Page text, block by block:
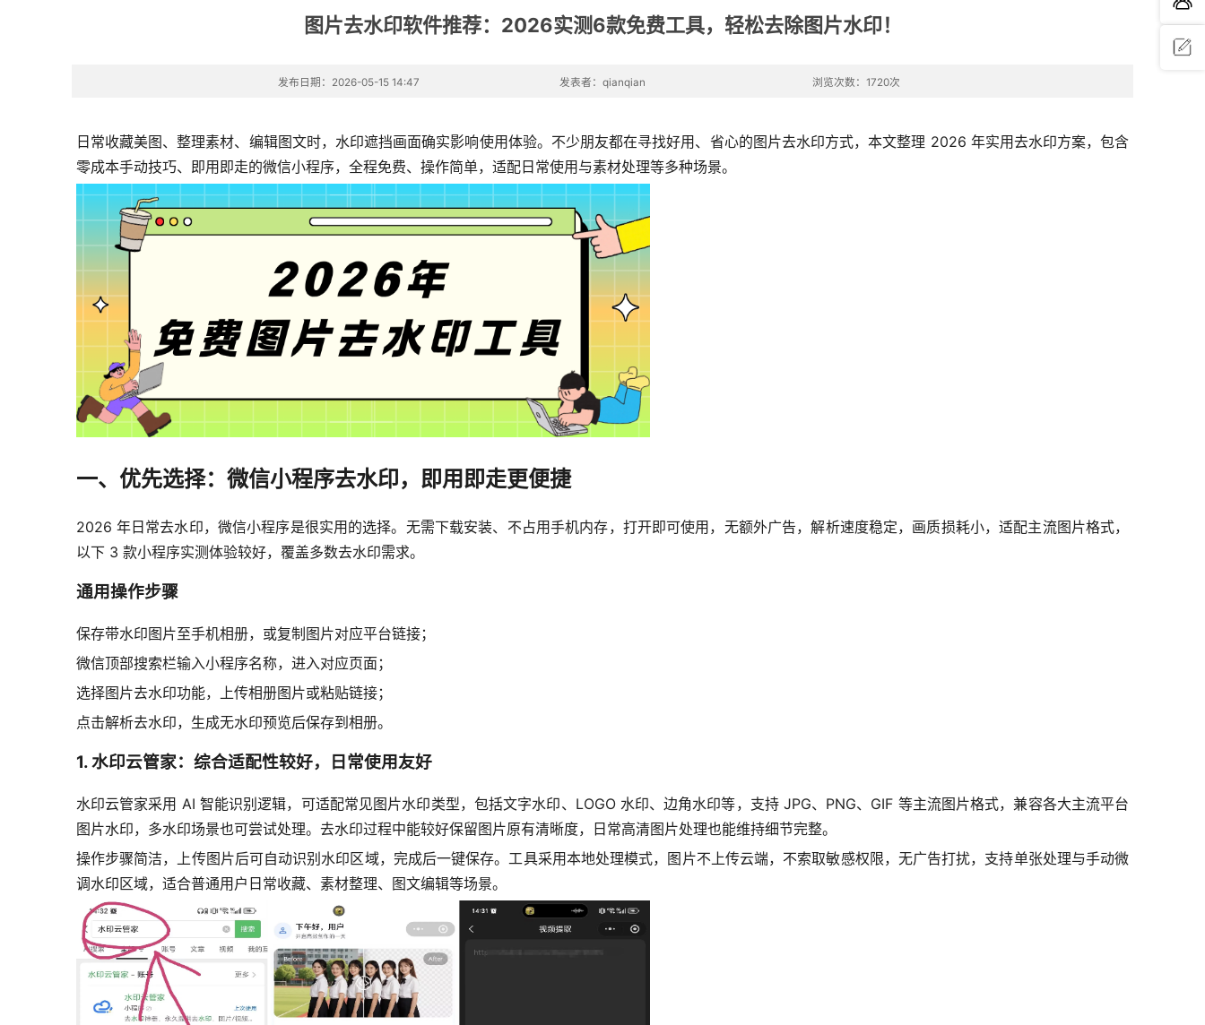
图片去水印软件推荐：2026实测6款免费工具，轻松去除图片水印！
发布日期：2026-05-15 14:47 发表者：qianqian 浏览次数：1720次
日常收藏美图、整理素材、编辑图文时，水印遮挡画面确实影响使用体验。不少朋友都在寻找好用、省心的图片去水印方式，本文整理 2026 年实用去水印方案，包含
零成本手动技巧、即用即走的微信小程序，全程免费、操作简单，适配日常使用与素材处理等多种场景。
一、优先选择：微信小程序去水印，即用即走更便捷
2026 年日常去水印，微信小程序是很实用的选择。无需下载安装、不占用手机内存，打开即可使用，无额外广告，解析速度稳定，画质损耗小，适配主流图片格式，
以下 3 款小程序实测体验较好，覆盖多数去水印需求。
通用操作步骤
保存带水印图片至手机相册，或复制图片对应平台链接；
微信顶部搜索栏输入小程序名称，进入对应页面；
选择图片去水印功能，上传相册图片或粘贴链接；
点击解析去水印，生成无水印预览后保存到相册。
1. 水印云管家：综合适配性较好，日常使用友好
水印云管家采用 AI 智能识别逻辑，可适配常见图片水印类型，包括文字水印、LOGO 水印、边角水印等，支持 JPG、PNG、GIF 等主流图片格式，兼容各大主流平台
图片水印，多水印场景也可尝试处理。去水印过程中能较好保留图片原有清晰度，日常高清图片处理也能维持细节完整。
操作步骤简洁，上传图片后可自动识别水印区域，完成后一键保存。工具采用本地处理模式，图片不上传云端，不索取敏感权限，无广告打扰，支持单张处理与手动微
调水印区域，适合普通用户日常收藏、素材整理、图文编辑等场景。